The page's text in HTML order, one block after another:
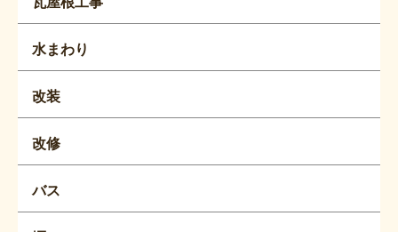
水まわり
改装
改修
バス